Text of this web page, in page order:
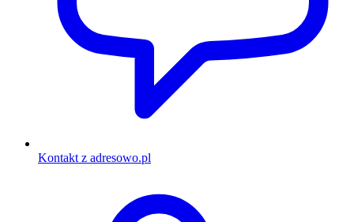
Kontakt z adresowo.pl